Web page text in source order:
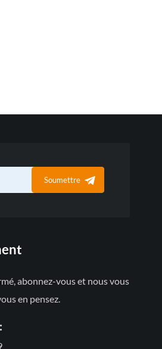
Soumettre
abonnez-vous et nous vous
en pensez.